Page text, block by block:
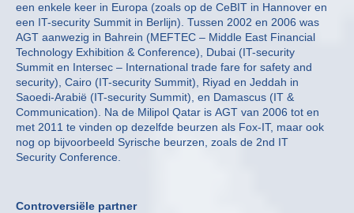
een enkele keer in Europa (zoals op de CeBIT in Hannover en
een IT-security Summit in Berlijn). Tussen 2002 en 2006 was
AGT aanwezig in Bahrein (MEFTEC – Middle East Financial
Technology Exhibition & Conference), Dubai (IT-security
Summit en Intersec – International trade fare for safety and
security), Cairo (IT-security Summit), Riyad en Jeddah in
Saoedi-Arabië (IT-security Summit), en Damascus (IT &
Communication). Na de Milipol Qatar is AGT van 2006 tot en
met 2011 te vinden op dezelfde beurzen als Fox-IT, maar ook
nog op bijvoorbeeld Syrische beurzen, zoals de 2nd IT
Security Conference.
Controversiële partner